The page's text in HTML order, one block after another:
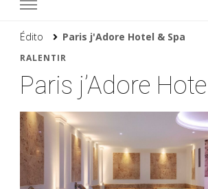
Édito Paris j'Adore Hotel & Spa
RALENTIR
Paris j’Adore